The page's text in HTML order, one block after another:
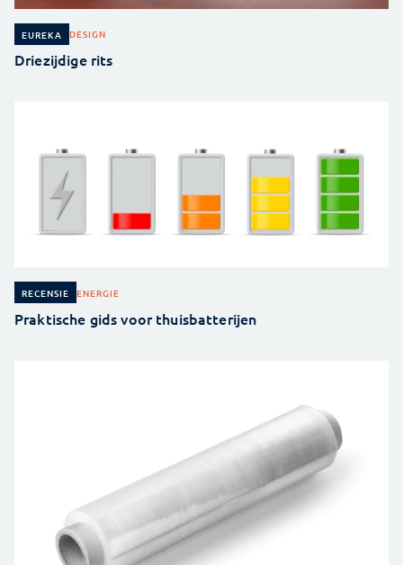
EUREKA DESIGN
Driezijdige rits
RECENSIE ENERGIE
Praktische gids voor thuisbatterijen